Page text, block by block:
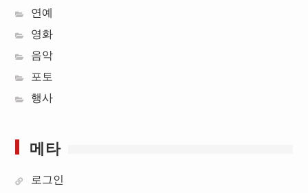
연예
영화
음악
포토
행사
메타
로그인